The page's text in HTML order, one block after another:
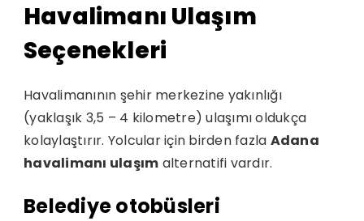
Havalimanı Ulaşım
Seçenekleri
Havalimanının şehir merkezine yakınlığı
(yaklaşık 3,5 – 4 kilometre) ulaşımı oldukça
kolaylaştırır. Yolcular için birden fazla Adana
havalimanı ulaşım alternatifi vardır.
Belediye otobüsleri